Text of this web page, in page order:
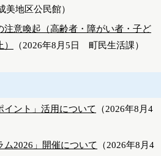
美地区公民館）
注意喚起（高齢者・障がい者・子ど
（2026年8月5日 町民生活課）
イント」活用について （2026年8月4
ム2026」開催について
（2026年8月4